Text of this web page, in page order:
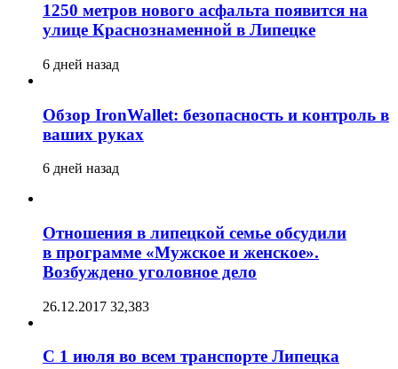
1250 метров нового асфальта появится на
улице Краснознаменной в Липецке
6 дней назад
Обзор IronWallet: безопасность и контроль в
ваших руках
6 дней назад
Отношения в липецкой семье обсудили
в программе «Мужское и женское».
Возбуждено уголовное дело
26.12.2017 32,383
С 1 июля во всем транспорте Липецка